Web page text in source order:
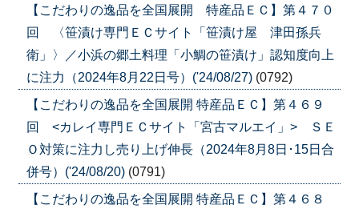
【こだわりの逸品を全国展開 特産品ＥＣ】第４７０
回 〈笹漬け専門ＥＣサイト「笹漬け屋 津田孫兵
衛」〉／小浜の郷土料理「小鯛の笹漬け」認知度向上
に注力（2024年8月22日号）('24/08/27) (0792)
【こだわりの逸品を全国展開 特産品ＥＣ】第４６９
回 <カレイ専門ＥＣサイト「宮古マルエイ」> ＳＥ
Ｏ対策に注力し売り上げ伸長（2024年8月8日･15日合
併号）('24/08/20) (0791)
【こだわりの逸品を全国展開 特産品ＥＣ】第４６８